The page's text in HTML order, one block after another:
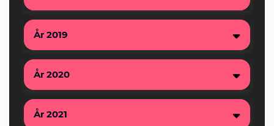
År 2019
År 2020
År 2021